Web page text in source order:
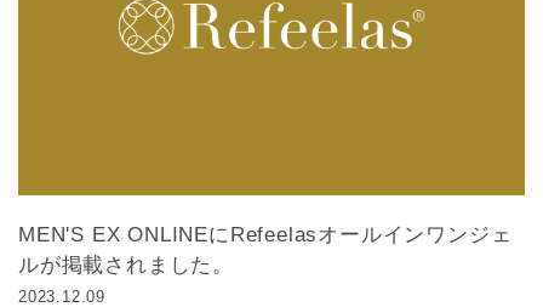
MEN'S EX ONLINEにRefeelasオールインワンジェ
ルが掲載されました。
2023.12.09